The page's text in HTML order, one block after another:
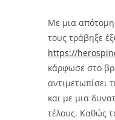
Με μια
τους τράβηξε
https://
κάρφωσε στο
αντιμετωπίσει
και με μια
τέλους. Καθώς